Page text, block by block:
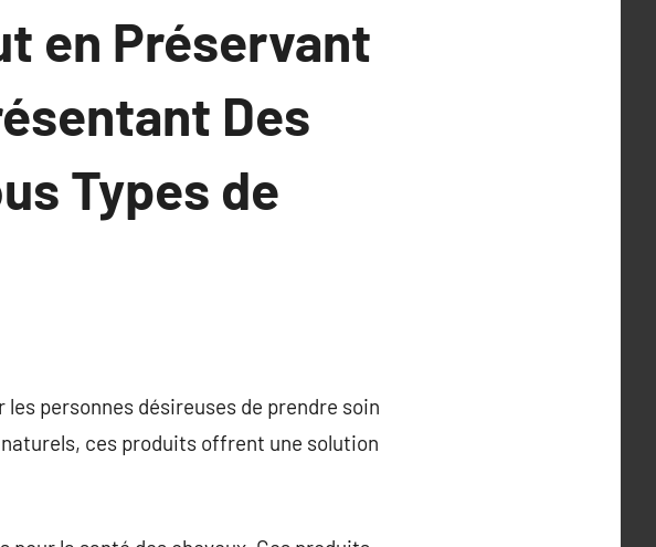
en Préservant
Des
Types de
personnes désireuses de prendre soin
ces produits offrent une solution